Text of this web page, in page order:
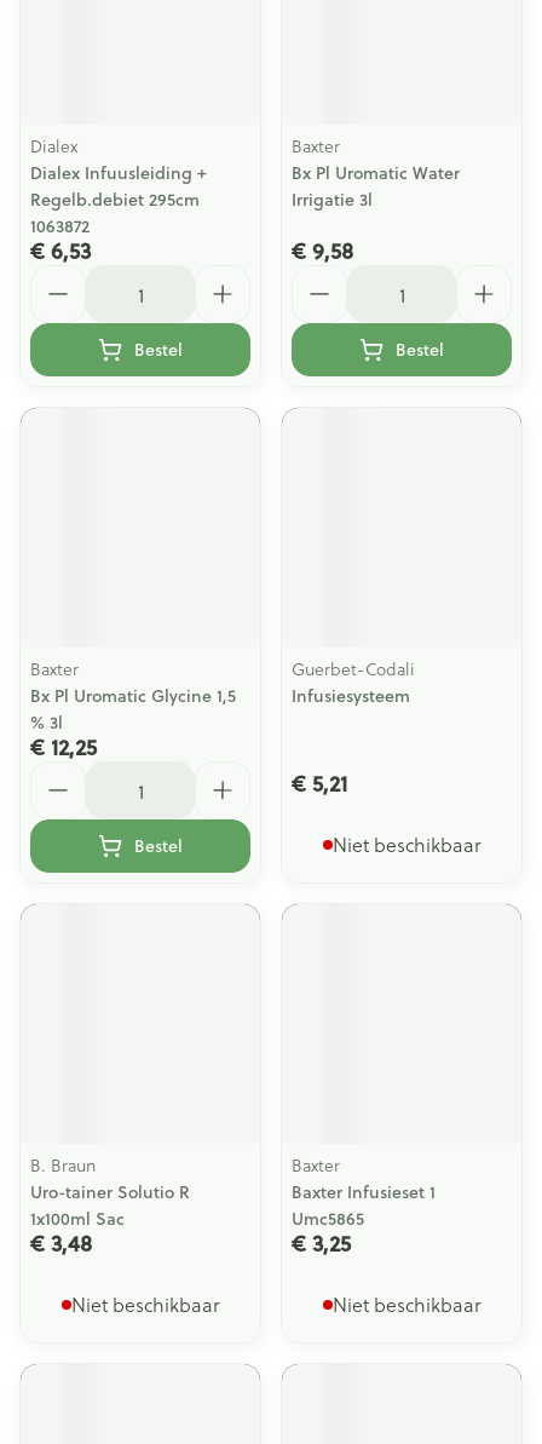
Dialex
Dialex Infuusleiding +
Regelb.debiet 295cm
1063872
€ 6,53
Bestel
Baxter
Bx Pl Uromatic Water
Irrigatie 3l
€ 9,58
Bestel
Baxter
Bx Pl Uromatic Glycine 1,5
% 3l
€ 12,25
Bestel
Guerbet-Codali
Infusiesysteem
€ 5,21
Niet beschikbaar
B. Braun
Uro-tainer Solutio R
1x100ml Sac
€ 3,48
Niet beschikbaar
Baxter
Baxter Infusieset 1
Umc5865
€ 3,25
Niet beschikbaar